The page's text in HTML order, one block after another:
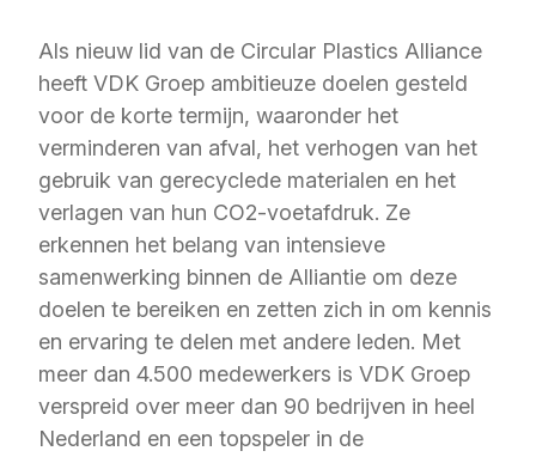
Als nieuw lid van de Circular Plastics Alliance
heeft VDK Groep ambitieuze doelen gesteld
voor de korte termijn, waaronder het
verminderen van afval, het verhogen van het
gebruik van gerecyclede materialen en het
verlagen van hun CO2-voetafdruk. Ze
erkennen het belang van intensieve
samenwerking binnen de Alliantie om deze
doelen te bereiken en zetten zich in om kennis
en ervaring te delen met andere leden. Met
meer dan 4.500 medewerkers is VDK Groep
verspreid over meer dan 90 bedrijven in heel
Nederland en een topspeler in de